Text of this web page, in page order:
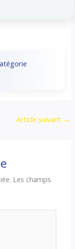
Article suivant →
Les champs